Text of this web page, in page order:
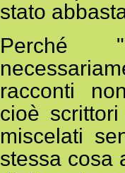
stato
Perché
racconti
cioè
miscelati
stessa cosa